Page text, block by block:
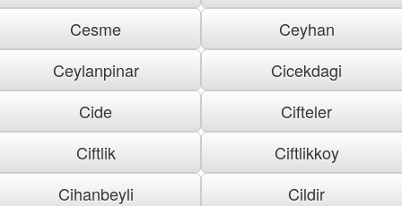
Cesme
Ceyhan
Ceylanpinar
Cicekdagi
Cide
Cifteler
Ciftlik
Ciftlikkoy
Cihanbeyli
Cildir